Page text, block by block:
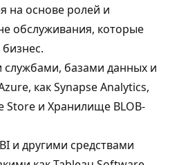
на основе ролей и
обслуживания, которые
службами, базами данных и
как Synapse Analytics,
Store и Хранилище BLOB-
и другими средствами